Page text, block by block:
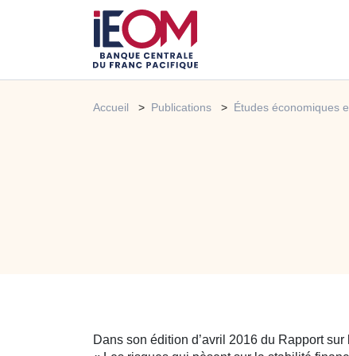
Accueil Publications Études économiques
Dans son édition d’avril 2016 du Rapport